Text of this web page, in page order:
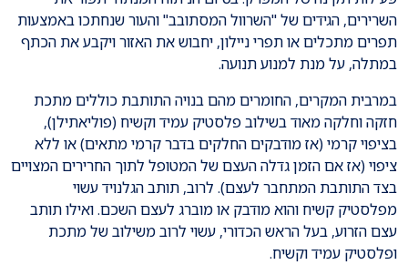
השרירים, הגידים של "השרוול המסתובב" והעור שנחתכו באמצעות
תפרים מתכלים או תפרי ניילון, יחבוש את האזור ויקבע את הכתף
במתלה, על מנת למנוע תנועה.
במרבית המקרים, החומרים מהם בנויה התותבת כוללים מתכת
חזקה וחלקה מאוד בשילוב פלסטיק עמיד וקשיח (פוליאתילן),
בציפוי קרמי (אז מודבקים החלקים בדבר קרמי מתאים) או ללא
ציפוי (אז אם הזמן גדלה העצם של המטופל לתוך החרירים המצויים
בצד התותבת המתחבר לעצם). לרוב, תותב הגלנויד עשוי
מפלסטיק קשיח והוא מודבק או מוברג לעצם השכם. ואילו תותב
עצם הזרוע, בעל הראש הכדורי, עשוי לרוב משילוב של מתכת
ופלסטיק עמיד וקשיח.